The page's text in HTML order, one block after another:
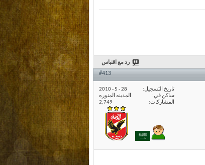
رد مع اقتباس
#413
تاريخ التسجيل
28 - 5 - 2010
ساكن في
المدينه المنوره
المشاركات
2,749